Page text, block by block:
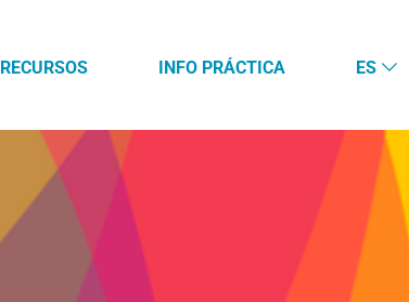
RECURSOS INFO PRÁCTICA ES